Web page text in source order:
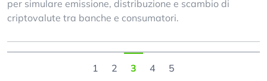
per simulare emissione, distribuzione e scambio di
criptovalute tra banche e consumatori.
1 2 3 4 5